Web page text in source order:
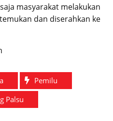
masyarakat melakukan
dan diserahkan ke
Pemilu
Palsu